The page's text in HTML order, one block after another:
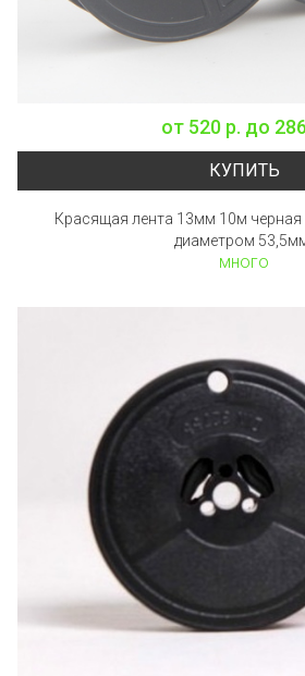
от 520 р. до
КУПИТЬ
Красящая лента 13мм 10м черная
диаметром
много